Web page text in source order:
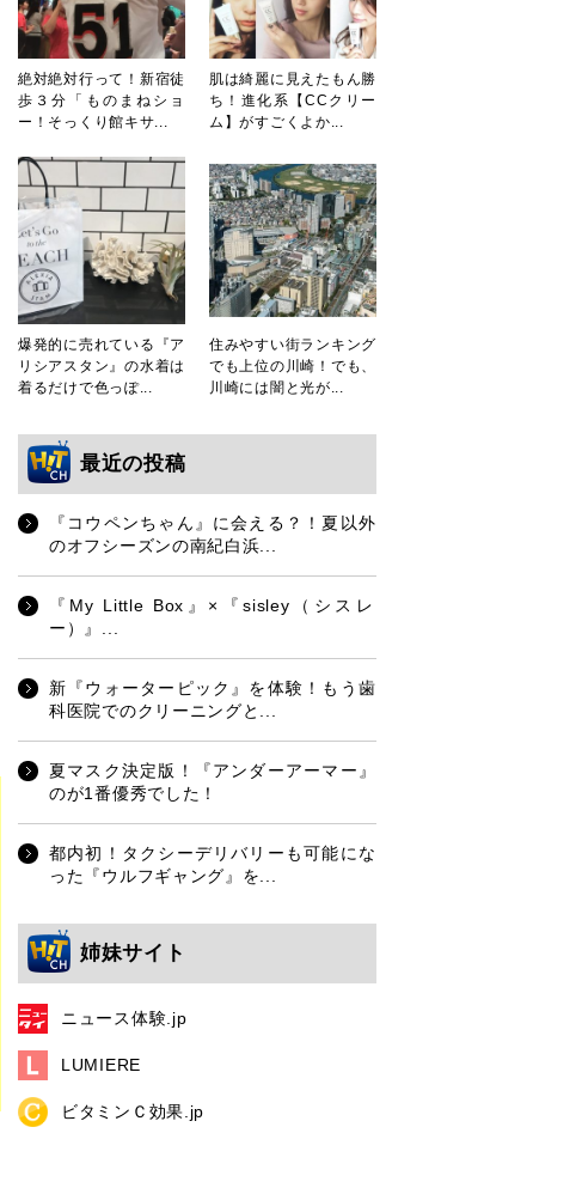
絶対絶対行って！新宿徒
歩３分「ものまねショ
ー！そっくり館キサ...
肌は綺麗に見えたもん勝
ち！進化系【CCクリー
ム】がすごくよか...
爆発的に売れている『ア
リシアスタン』の水着は
着るだけで色っぽ...
住みやすい街ランキング
でも上位の川崎！でも、
川崎には闇と光が...
最近の投稿
『コウペンちゃん』に会える？！夏以外
のオフシーズンの南紀白浜...
『My Little Box』×『sisley（シスレ
ー）』...
新『ウォーターピック』を体験！もう歯
科医院でのクリーニングと...
夏マスク決定版！『アンダーアーマー』
のが1番優秀でした！
都内初！タクシーデリバリーも可能にな
った『ウルフギャング』を...
姉妹サイト
ニュース体験.jp
LUMIERE
ビタミンＣ効果.jp